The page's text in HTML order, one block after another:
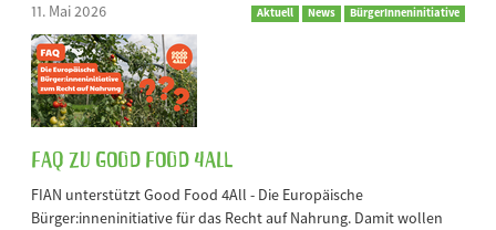
11. Mai 2026 Aktuell News BürgerInneninitiative
FAQ zu Good Food 4All
FIAN unterstützt Good Food 4All - Die Europäische
Bürger:inneninitiative für das Recht auf Nahrung. Damit wollen